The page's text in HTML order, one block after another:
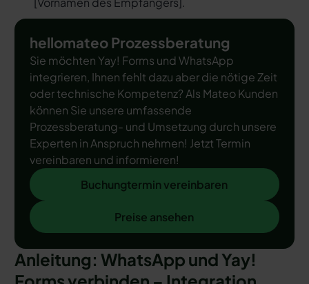
hellomateo Prozessberatung
Sie möchten Yay! Forms und WhatsApp
integrieren, Ihnen fehlt dazu aber die nötige Zeit
oder technische Kompetenz? Als Mateo Kunden
können Sie unsere umfassende
Prozessberatung- und Umsetzung durch unsere
Experten in Anspruch nehmen! Jetzt Termin
vereinbaren und informieren!
Buchungtermin vereinbaren
Buchungtermin vereinbaren
Preise ansehen
Preise ansehen
Anleitung: WhatsApp und Yay!